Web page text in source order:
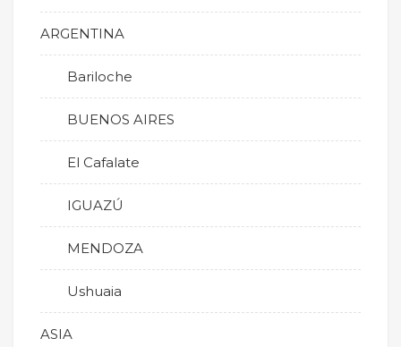
ARGENTINA
Bariloche
BUENOS AIRES
El Cafalate
IGUAZÚ
MENDOZA
Ushuaia
ASIA